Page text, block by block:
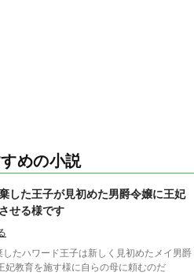
めの小説
した王子が見初めた男爵令嬢に王妃
せる様です
したハワード王子は新しく見初めたメイ男爵
妃教育を施す様に自らの母に頼むのだ